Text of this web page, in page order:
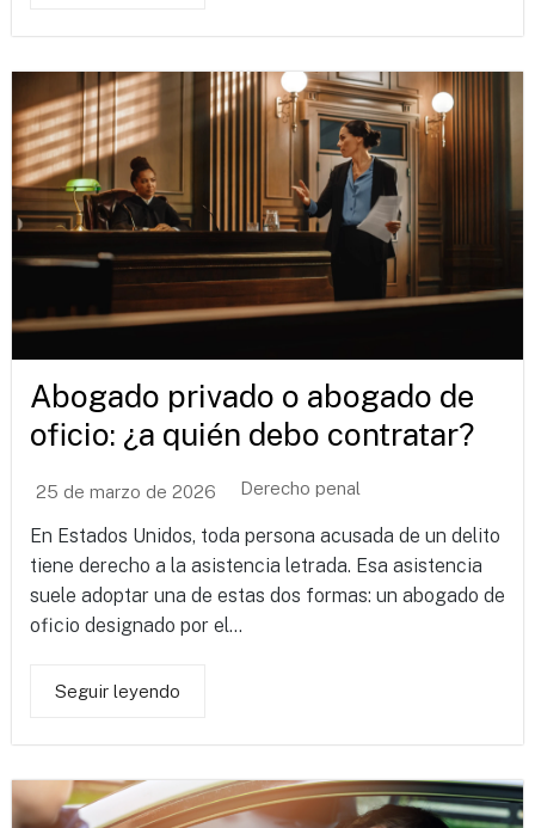
Abogado privado o abogado de
oficio: ¿a quién debo contratar?
25 de marzo de 2026 Derecho penal
En Estados Unidos, toda persona acusada de un delito
tiene derecho a la asistencia letrada. Esa asistencia
suele adoptar una de estas dos formas: un abogado de
oficio designado por el...
Seguir leyendo